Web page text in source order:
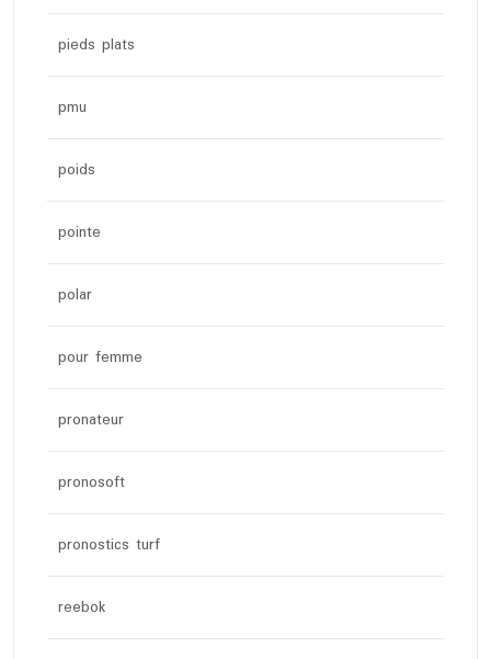
pieds plats
pmu
poids
pointe
polar
pour femme
pronateur
pronosoft
pronostics turf
reebok